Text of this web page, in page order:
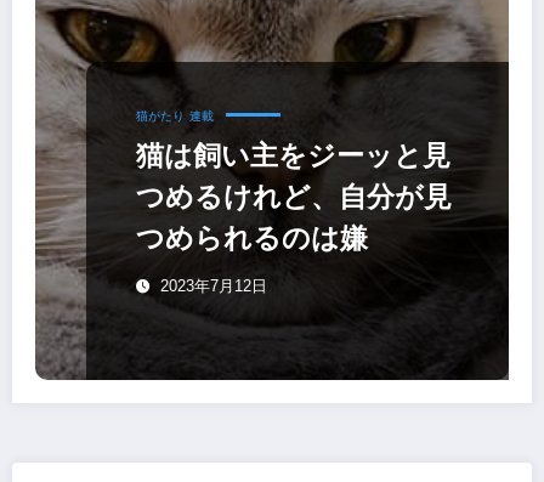
猫がたり 連載
猫は飼い主をジーッと見
つめるけれど、自分が見
つめられるのは嫌
2023年7月12日